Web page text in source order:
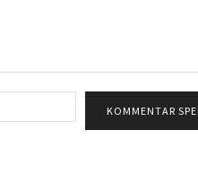
Mail:*